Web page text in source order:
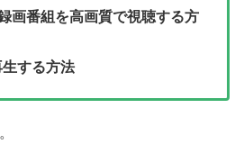
画番組を高画質で視聴する方
する方法